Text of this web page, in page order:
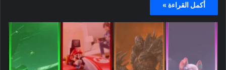
أكمل القراءة »